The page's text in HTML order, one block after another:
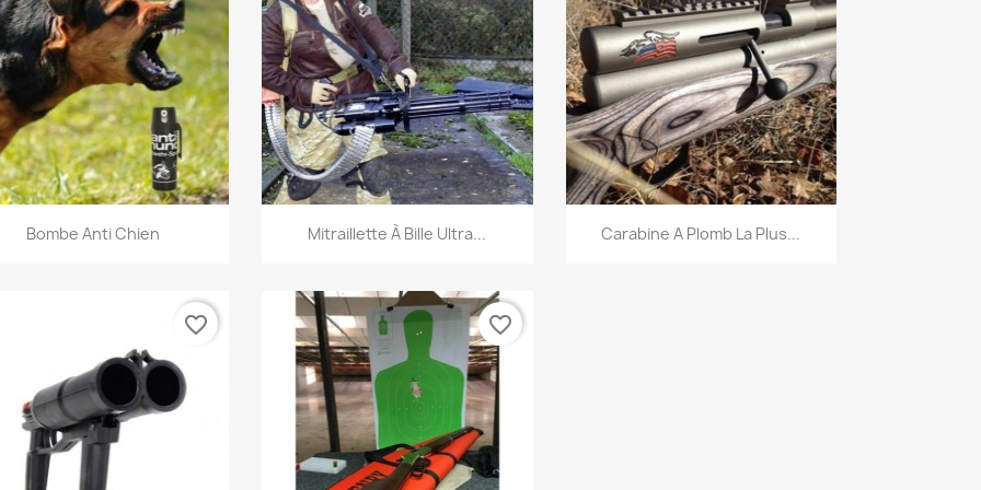
Aperçu rapide
Bombe Anti Chien Aperçu rapide
Mitraillette À Bille Ultra... Aperçu rapide
Carabine A Plomb La Plus...
favorite_border favorite_border